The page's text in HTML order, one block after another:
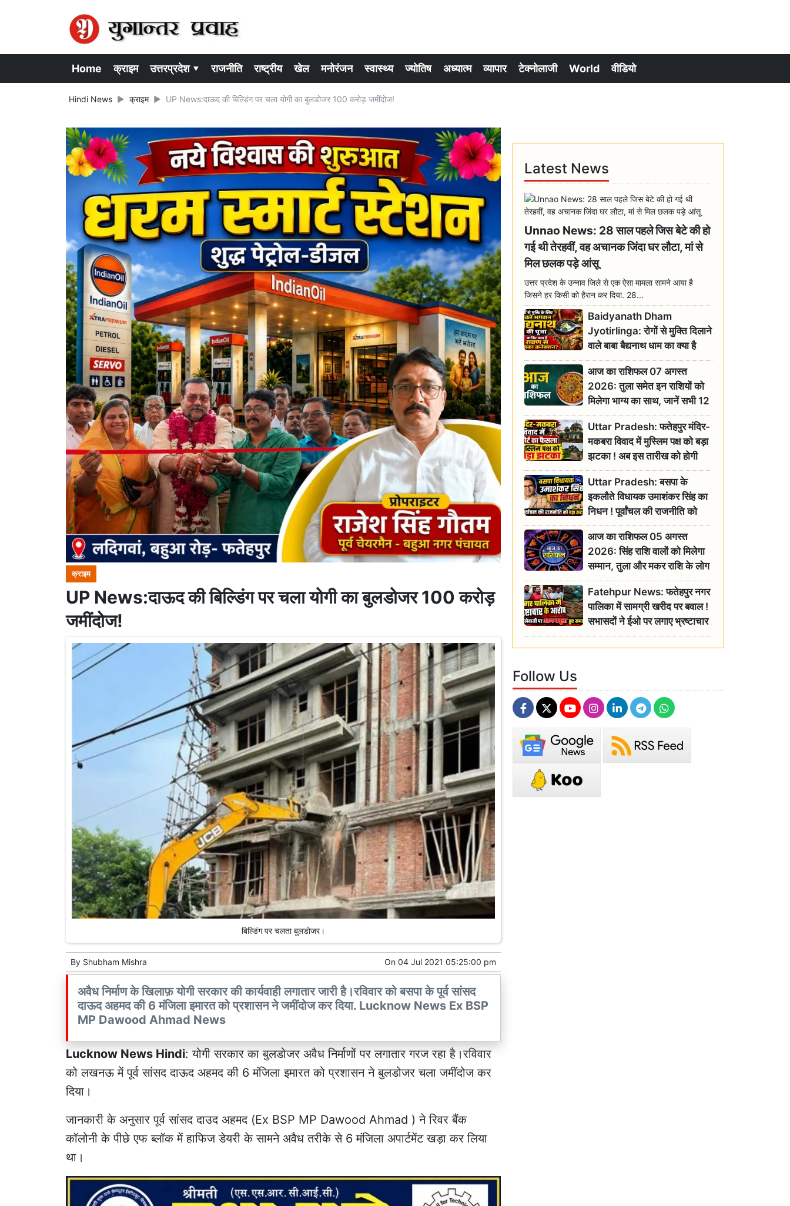
Home क्राइम उत्तरप्रदेश ▾ राजनीति राष्ट्रीय खेल मनोरंजन स्वास्थ्य ज्योतिष अध्यात्म व्यापार टेक्नोलाजी World वीडियो
Hindi News क्राइम UP News:दाऊद की बिल्डिंग पर चला योगी का बुलडोजर 100 करोड़ जमींदोज!
क्राइम
UP News:दाऊद की बिल्डिंग पर चला योगी का बुलडोजर 100 करोड़
जमींदोज!
बिल्डिंग पर चलता बुलडोजर।
By Shubham Mishra On 04 Jul 2021 05:25:00 pm
अवैध निर्माण के खिलाफ़ योगी सरकार की कार्यवाही लगातार जारी है।रविवार को बसपा के पूर्व सांसद
दाऊद अहमद की 6 मंजिला इमारत को प्रशासन ने जमींदोज कर दिया. Lucknow News Ex BSP
MP Dawood Ahmad News
Lucknow News Hindi: योगी सरकार का बुलडोजर अवैध निर्माणों पर लगातार गरज रहा है।रविवार
को लखनऊ में पूर्व सांसद दाऊद अहमद की 6 मंजिला इमारत को प्रशासन ने बुलडोजर चला जमींदोज कर
दिया।
जानकारी के अनुसार पूर्व सांसद दाउद अहमद (Ex BSP MP Dawood Ahmad ) ने रिवर बैंक
कॉलोनी के पीछे एफ ब्लॉक में हाफिज डेयरी के सामने अवैध तरीके से 6 मंजिला अपार्टमेंट खड़ा कर लिया
था।
Latest News
Unnao News: 28 साल पहले जिस बेटे की हो
गई थी तेरहवीं, वह अचानक जिंदा घर लौटा, मां से
मिल छलक पड़े आंसू
उत्तर प्रदेश के उन्नाव जिले से एक ऐसा मामला सामने आया है
जिसने हर किसी को हैरान कर दिया. 28...
Baidyanath Dham
Jyotirlinga: रोगों से मुक्ति दिलाने
वाले बाबा बैद्यनाथ धाम का क्या है
रावण से संबंध? जानिए ज्योतिर्लिंग की
महिमा
आज का राशिफल 07 अगस्त
2026: तुला समेत इन राशियों को
मिलेगा भाग्य का साथ, जानें सभी 12
राशियों का दैनिक भाग्यफल
Uttar Pradesh: फतेहपुर मंदिर-
मकबरा विवाद में मुस्लिम पक्ष को बड़ा
झटका ! अब इस तारीख को होगी
सुनवाई
Uttar Pradesh: बसपा के
इकलौते विधायक उमाशंकर सिंह का
निधन ! पूर्वांचल की राजनीति को
बड़ा झटका, योगी ने जताया दुःख
आज का राशिफल 05 अगस्त
2026: सिंह राशि वालों को मिलेगा
सम्मान, तुला और मकर राशि के लोग
रहें सतर्क
Fatehpur News: फतेहपुर नगर
पालिका में सामग्री खरीद पर बवाल !
सभासदों ने ईओ पर लगाए भ्रष्टाचार
के गंभीर आरोप
Follow Us